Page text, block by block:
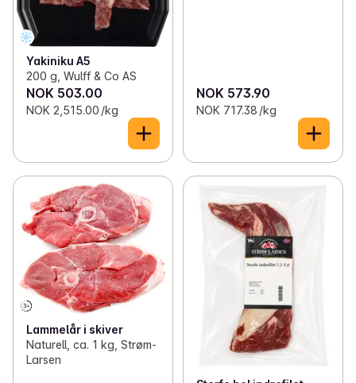
Yakiniku A5
200 g, Wulff & Co AS
NOK 503.00
NOK 2,515.00 /kg
NOK 573.90
NOK 717.38 /kg
Lammelår i skiver
Naturell, ca. 1 kg, Strøm-
Larsen